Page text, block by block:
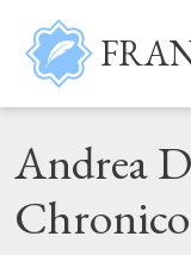
Aller au contenu
Andrea